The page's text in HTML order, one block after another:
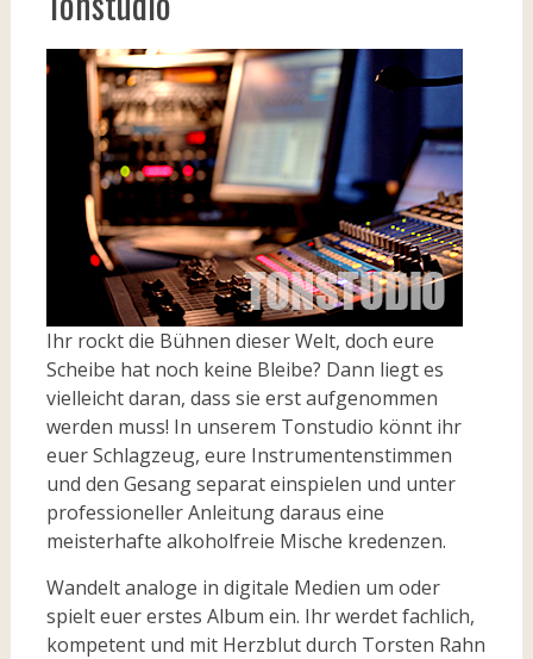
Ihr rockt die Bühnen dieser Welt, doch eure
Scheibe hat noch keine Bleibe? Dann liegt es
vielleicht daran, dass sie erst aufgenommen
werden muss! In unserem Tonstudio könnt ihr
euer Schlagzeug, eure Instrumentenstimmen
und den Gesang separat einspielen und unter
professioneller Anleitung daraus eine
meisterhafte alkoholfreie Mische kredenzen.
Wandelt analoge in digitale Medien um oder
spielt euer erstes Album ein. Ihr werdet fachlich,
kompetent und mit Herzblut durch Torsten Rahn